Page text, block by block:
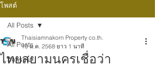
โพสต์
All Posts
กิจกรรม
All Posts
ไทยสยามนครเชื่อว่า
Thaisiamnakorn Property co.th.
10 ม.ค. 2568 ยาว 1 นาที